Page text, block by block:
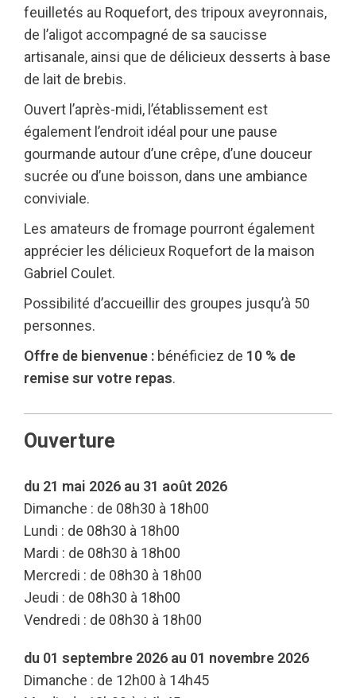
feuilletés au Roquefort, des tripoux aveyronnais,
de l’aligot accompagné de sa saucisse
artisanale, ainsi que de délicieux desserts à base
de lait de brebis.
Ouvert l’après-midi, l’établissement est
également l’endroit idéal pour une pause
gourmande autour d’une crêpe, d’une douceur
sucrée ou d’une boisson, dans une ambiance
conviviale.
Les amateurs de fromage pourront également
apprécier les délicieux Roquefort de la maison
Gabriel Coulet.
Possibilité d’accueillir des groupes jusqu’à 50
personnes.
Offre de bienvenue : bénéficiez de 10 % de
remise sur votre repas.
Ouverture
du 21 mai 2026 au 31 août 2026
Dimanche : de 08h30 à 18h00
Lundi : de 08h30 à 18h00
Mardi : de 08h30 à 18h00
Mercredi : de 08h30 à 18h00
Jeudi : de 08h30 à 18h00
Vendredi : de 08h30 à 18h00
du 01 septembre 2026 au 01 novembre 2026
Dimanche : de 12h00 à 14h45